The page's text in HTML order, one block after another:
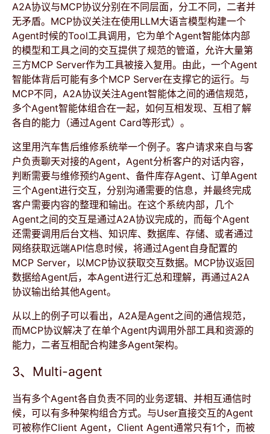
A2A协议与MCP协议分别在不同层面，分工不同，二者并
无矛盾。MCP协议关注在使用LLM大语言模型构建一个
Agent时候的Tool工具调用，它为单个Agent智能体内部
的模型和工具之间的交互提供了规范的管道，允许大量第
三方MCP Server作为工具被接入复用。由此，一个Agent
智能体背后可能有多个MCP Server在支撑它的运行。与
MCP不同，A2A协议关注Agent智能体之间的通信规范，
多个Agent智能体组合在一起，如何互相发现、互相了解
各自的能力（通过Agent Card等形式）。
这里用汽车售后维修系统举一个例子。客户请求来自与客
户负责聊天对接的Agent，Agent分析客户的对话内容，
判断需要与维修预约Agent、备件库存Agent、订单Agent
三个Agent进行交互，分别沟通需要的信息，并最终完成
客户需要内容的整理和输出。在这个系统内部，几个
Agent之间的交互是通过A2A协议完成的，而每个Agent
还需要调用后台文档、知识库、数据库、存储、或者通过
网络获取远端API信息时候，将通过Agent自身配置的
MCP Server，以MCP协议获取交互数据。MCP协议返回
数据给Agent后，本Agent进行汇总和理解，再通过A2A
协议输出给其他Agent。
从以上的例子可以看出，A2A是Agent之间的通信规范，
而MCP协议解决了在单个Agent内调用外部工具和资源的
能力，二者互相配合构建多Agent架构。
3、Multi-agent
当有多个Agent各自负责不同的业务逻辑、并相互通信时
候，可以有多种架构组合方式。与User直接交互的Agent
可被称作Client Agent，Client Agent通常只有1个，而被